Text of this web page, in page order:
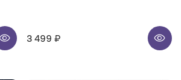
3 499 ₽